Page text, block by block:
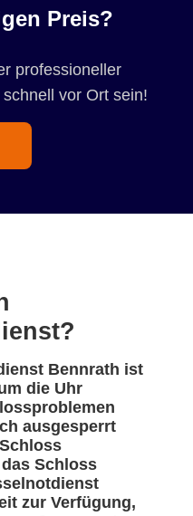
Preis?
professioneller
vor Ort sein!
Bennrath ist
die Uhr
ausgesperrt
Schloss
zur Verfügung,